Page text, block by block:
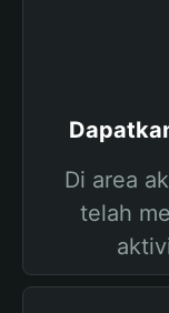
Di area
telah